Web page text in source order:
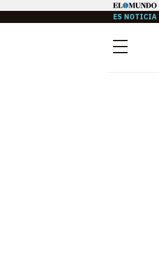
ES NOTICIA
Menú